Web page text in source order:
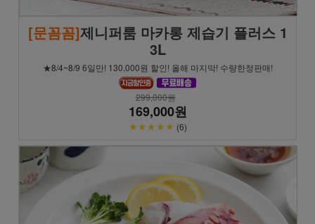
[문꼼꼼]제니퍼룸 마카롱 제습기 플러스 1
3L
★8/4~8/9 6일만! 130,000원 할인! 올해 마지막! 수량한정판매!
299,000원
169,000원
★★★★★ (6)